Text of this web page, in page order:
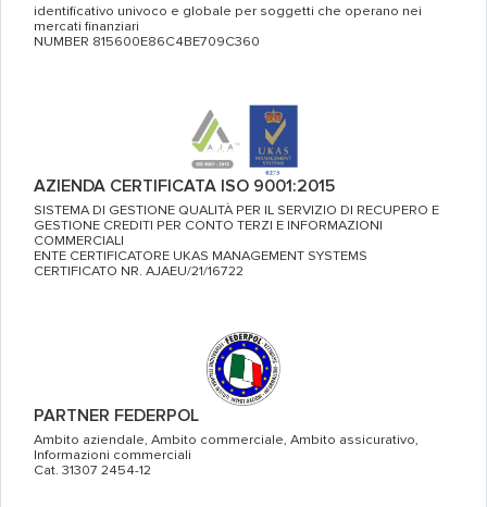
identificativo univoco e globale per soggetti che operano nei
mercati finanziari
NUMBER 815600E86C4BE709C360
AZIENDA CERTIFICATA ISO 9001:2015
SISTEMA DI GESTIONE QUALITÀ PER IL SERVIZIO DI RECUPERO E
GESTIONE CREDITI PER CONTO TERZI E INFORMAZIONI
COMMERCIALI
ENTE CERTIFICATORE UKAS MANAGEMENT SYSTEMS
CERTIFICATO NR. AJAEU/21/16722
PARTNER FEDERPOL
Ambito aziendale, Ambito commerciale, Ambito assicurativo,
Informazioni commerciali
Cat. 31307 2454-12